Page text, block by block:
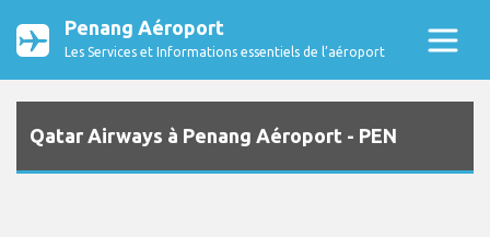
Penang Aéroport
Les Services et Informations essentiels de l’aéroport
Qatar Airways à Penang Aéroport - PEN